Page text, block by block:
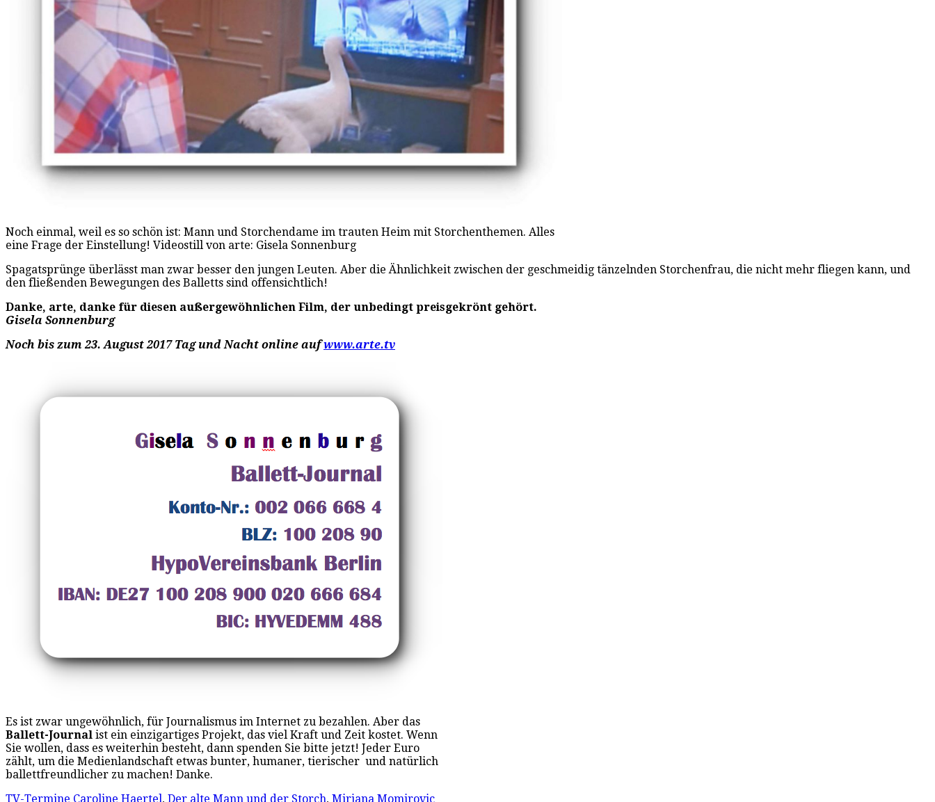
Noch einmal, weil es so schön ist: Mann und Storchendame im trauten Heim mit Storchenthemen. Alles
eine Frage der Einstellung! Videostill von arte: Gisela Sonnenburg
Spagatsprünge überlässt man zwar besser den jungen Leuten. Aber die Ähnlichkeit zwischen der geschmeidig tänzelnden Storchenfrau, die nicht mehr fliegen kann, und
den fließenden Bewegungen des Balletts sind offensichtlich!
Danke, arte, danke für diesen außergewöhnlichen Film, der unbedingt preisgekrönt gehört.
Gisela Sonnenburg
Noch bis zum 23. August 2017 Tag und Nacht online aufwww.arte.tv
Es ist zwar ungewöhnlich, für Journalismus im Internet zu bezahlen. Aber das
Ballett-Journal ist ein einzigartiges Projekt, das viel Kraft und Zeit kostet. Wenn
Sie wollen, dass es weiterhin besteht, dann spenden Sie bitte jetzt! Jeder Euro
zählt, um die Medienlandschaft etwas bunter, humaner, tierischer und natürlich
ballettfreundlicher zu machen! Danke.
TV-Termine Caroline Haertel, Der alte Mann und der Storch, Mirjana Momirovic